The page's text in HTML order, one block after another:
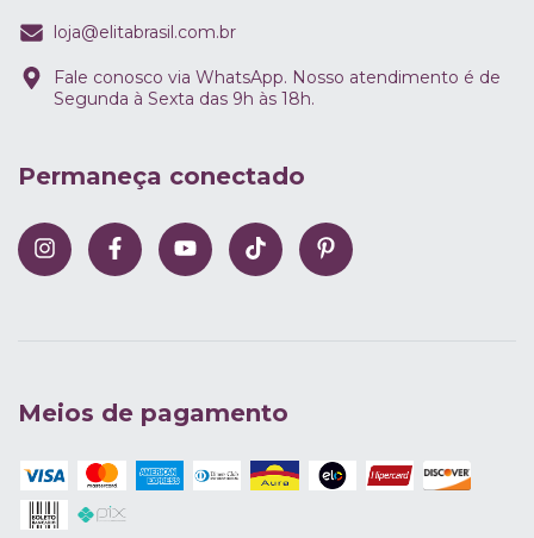
loja@elitabrasil.com.br
Fale conosco via WhatsApp. Nosso atendimento é de
Segunda à Sexta das 9h às 18h.
Permaneça conectado
Meios de pagamento